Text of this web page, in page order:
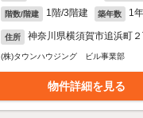
階数/階建 1階/3階建 築年数 1
住所 神奈川県横須賀市追浜町２
(株)タウンハウジング ビル事業部
物件詳細を見る